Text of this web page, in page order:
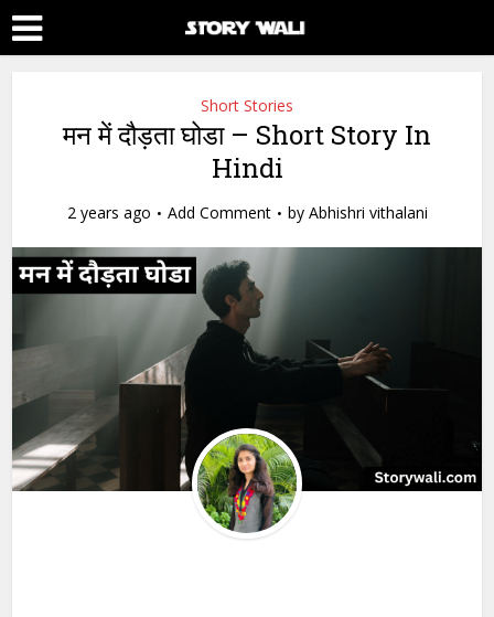
Short Stories
मन में दौड़ता घोडा – Short Story In
Hindi
2 years ago Add Comment by Abhishri vithalani